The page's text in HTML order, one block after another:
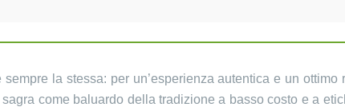
la stessa: per un’esperienza autentica e un
come baluardo della tradizione a basso costo e a